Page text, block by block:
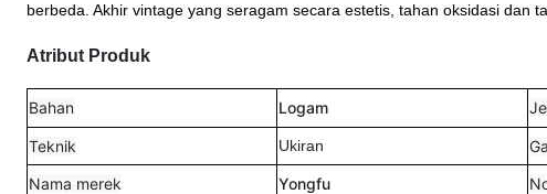
berbeda. Akhir vintage yang seragam secara estetis, tahan oksidasi dan
Atribut Produk
Bahan Logam
Teknik Ukiran
Nama merek
Yongfu